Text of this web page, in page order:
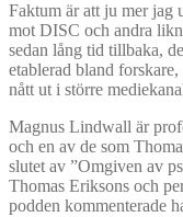
Faktum är att ju mer jag
mot DISC och andra
sedan lång tid tillbaka,
etablerad bland
nått ut i större
Magnus Lindwall är
och en av de som
slutet av ”Omgiven av
Thomas Eriksons och
podden kommenterade